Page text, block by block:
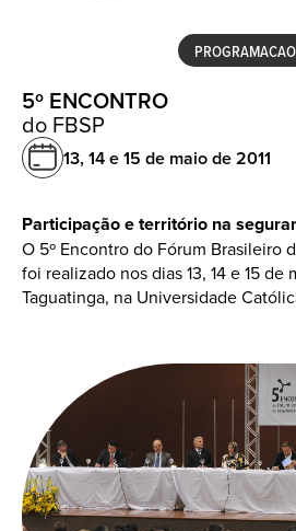
PROGRAMACAO
5º ENCONTRO
do FBSP
13, 14 e 15 de maio de 2011
Participação e território na
O 5º Encontro do Fórum Brasileiro
foi realizado nos dias 13, 14 e 15 de
Taguatinga, na Universidade